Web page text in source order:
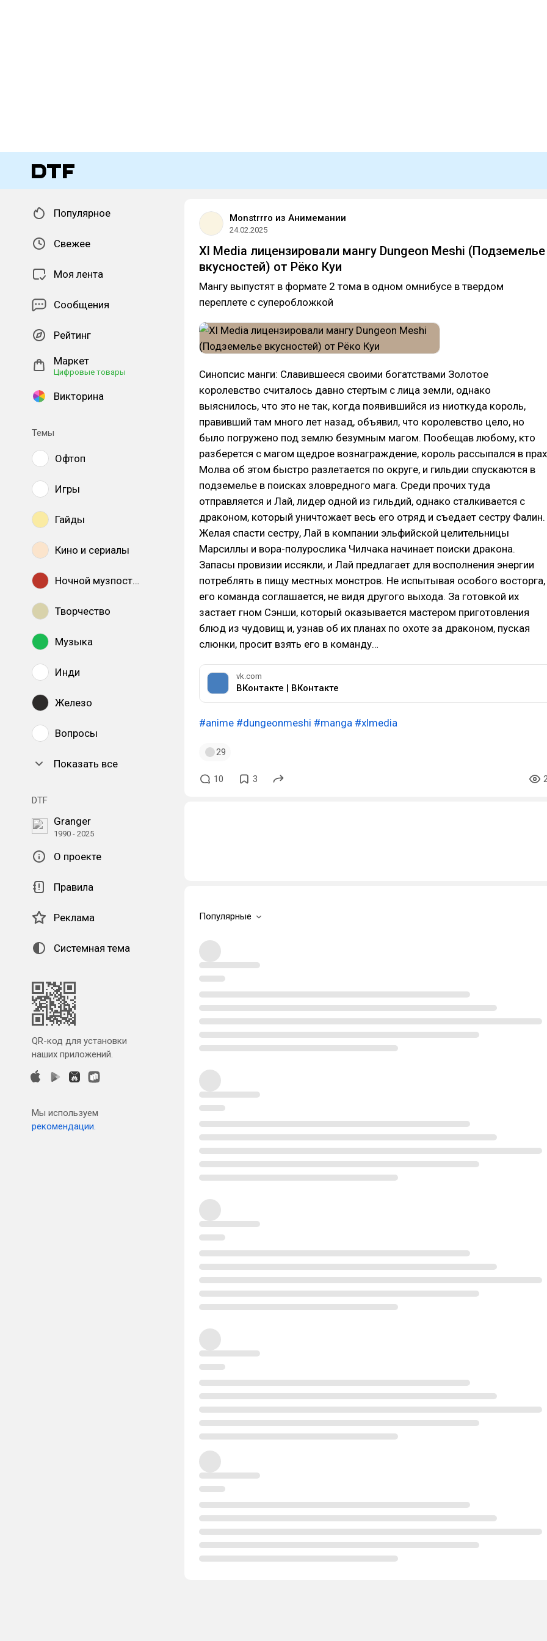
Популярное
Свежее
Моя лента
Сообщения
Рейтинг
Маркет
Цифровые товары
Викторина
Темы
Офтоп
Игры
Гайды
Кино и сериалы
Ночной музпостинг
Творчество
Музыка
Инди
Железо
Вопросы
Показать все
DTF
Granger
1990 - 2025
О проекте
Правила
Реклама
Системная тема
QR-код для установки
наших приложений.
Мы используем
рекомендации.
Monstrrro из Анимемании
24.02.2025
Xl Media лицензировали мангу Dungeon Meshi (Подземелье
вкусностей) от Рёко Куи
Мангу выпустят в формате 2 тома в одном омнибусе в твердом
переплете с суперобложкой
Синопсис манги: Славившееся своими богатствами Золотое
королевство считалось давно стертым с лица земли, однако
выяснилось, что это не так, когда появившийся из ниоткуда король,
правивший там много лет назад, объявил, что королевство цело, но
было погружено под землю безумным магом. Пообещав любому, кто
разберется с магом щедрое вознаграждение, король рассыпался в
Молва об этом быстро разлетается по округе, и гильдии спускаются в
подземелье в поисках зловредного мага. Среди прочих туда
отправляется и Лай, лидер одной из гильдий, однако сталкивается с
драконом, который уничтожает весь его отряд и съедает сестру Фалин.
Желая спасти сестру, Лай в компании эльфийской целительницы
Марсиллы и вора-полурослика Чилчака начинает поиски дракона.
Запасы провизии иссякли, и Лай предлагает для восполнения энергии
потреблять в пищу местных монстров. Не испытывая особого восторга,
его команда соглашается, не видя другого выхода. За готовкой их
застает гном Сэнши, который оказывается мастером приготовления
блюд из чудовищ и, узнав об их планах по охоте за драконом, пуская
слюнки, просит взять его в команду…
vk.com
ВКонтакте | ВКонтакте
#anime #dungeonmeshi #manga #xlmedia
29
10 3
Популярные